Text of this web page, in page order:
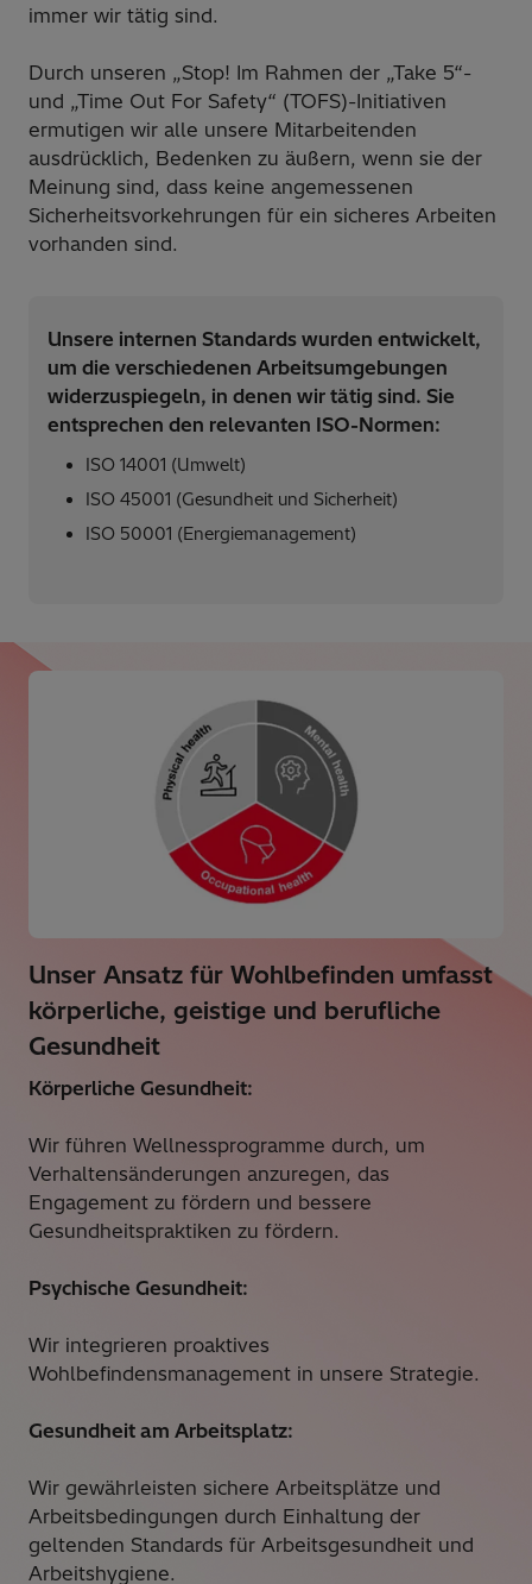
immer wir tätig sind.
Durch unseren „Stop! Im Rahmen der „Take 5“-
und „Time Out For Safety“ (TOFS)-Initiativen
ermutigen wir alle unsere Mitarbeitenden
ausdrücklich, Bedenken zu äußern, wenn sie der
Meinung sind, dass keine angemessenen
Sicherheitsvorkehrungen für ein sicheres Arbeiten
vorhanden sind.
Unsere internen Standards wurden entwickelt,
um die verschiedenen Arbeitsumgebungen
widerzuspiegeln, in denen wir tätig sind. Sie
entsprechen den relevanten ISO-Normen:
ISO 14001 (Umwelt)
ISO 45001 (Gesundheit und Sicherheit)
ISO 50001 (Energiemanagement)
Unser Ansatz für Wohlbefinden umfasst
körperliche, geistige und berufliche
Gesundheit
Körperliche Gesundheit:
Wir führen Wellnessprogramme durch, um
Verhaltensänderungen anzuregen, das
Engagement zu fördern und bessere
Gesundheitspraktiken zu fördern.
Psychische Gesundheit:
Wir integrieren proaktives
Wohlbefindensmanagement in unsere Strategie.
Gesundheit am Arbeitsplatz:
Wir gewährleisten sichere Arbeitsplätze und
Arbeitsbedingungen durch Einhaltung der
geltenden Standards für Arbeitsgesundheit und
Arbeitshygiene.